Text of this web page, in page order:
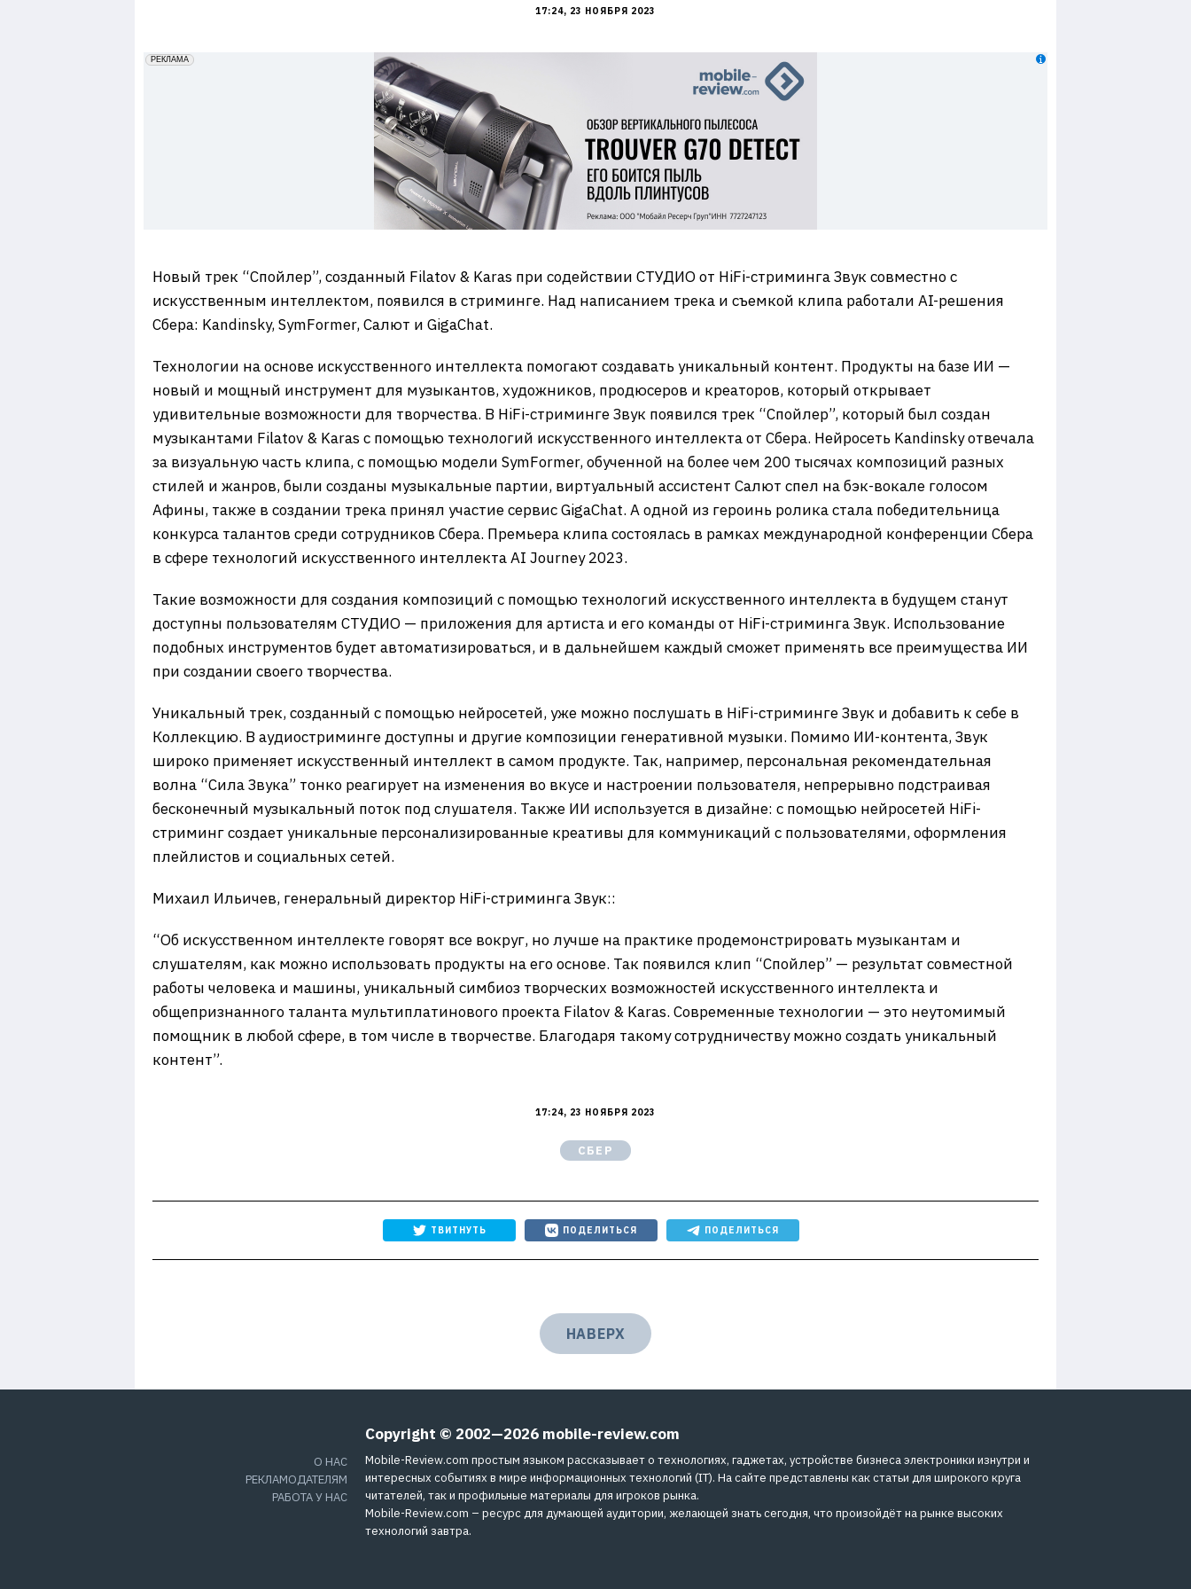
17:24, 23 НОЯБРЯ 2023
erid: 2VfnxxmNzs5
РЕКЛАМА
Новый трек “Спойлер”, созданный Filatov & Karas при содействии СТУДИО от HiFi-стриминга Звук совместно с
искусственным интеллектом, появился в стриминге. Над написанием трека и съемкой клипа работали AI-решения
Сбера: Kandinsky, SymFormer, Салют и GigaChat.
Технологии на основе искусственного интеллекта помогают создавать уникальный контент. Продукты на базе ИИ —
новый и мощный инструмент для музыкантов, художников, продюсеров и креаторов, который открывает
удивительные возможности для творчества. В HiFi-стриминге Звук появился трек “Спойлер”, который был создан
музыкантами Filatov & Karas с помощью технологий искусственного интеллекта от Сбера. Нейросеть Kandinsky отвечала
за визуальную часть клипа, с помощью модели SymFormer, обученной на более чем 200 тысячах композиций разных
стилей и жанров, были созданы музыкальные партии, виртуальный ассистент Салют спел на бэк-вокале голосом
Афины, также в создании трека принял участие сервис GigaChat. А одной из героинь ролика стала победительница
конкурса талантов среди сотрудников Сбера. Премьера клипа состоялась в рамках международной конференции Сбера
в сфере технологий искусственного интеллекта AI Journey 2023.
Такие возможности для создания композиций с помощью технологий искусственного интеллекта в будущем станут
доступны пользователям СТУДИО — приложения для артиста и его команды от HiFi-стриминга Звук. Использование
подобных инструментов будет автоматизироваться, и в дальнейшем каждый сможет применять все преимущества ИИ
при создании своего творчества.
Уникальный трек, созданный с помощью нейросетей, уже можно послушать в HiFi-стриминге Звук и добавить к себе в
Коллекцию. В аудиостриминге доступны и другие композиции генеративной музыки. Помимо ИИ-контента, Звук
широко применяет искусственный интеллект в самом продукте. Так, например, персональная рекомендательная
волна “Сила Звука” тонко реагирует на изменения во вкусе и настроении пользователя, непрерывно подстраивая
бесконечный музыкальный поток под слушателя. Также ИИ используется в дизайне: с помощью нейросетей HiFi-
стриминг создает уникальные персонализированные креативы для коммуникаций с пользователями, оформления
плейлистов и социальных сетей.
Михаил Ильичев, генеральный директор HiFi-стриминга Звук::
“Об искусственном интеллекте говорят все вокруг, но лучше на практике продемонстрировать музыкантам и
слушателям, как можно использовать продукты на его основе. Так появился клип “Cпойлер” — результат совместной
работы человека и машины, уникальный симбиоз творческих возможностей искусственного интеллекта и
общепризнанного таланта мультиплатинового проекта Filatov & Karas. Современные технологии — это неутомимый
помощник в любой сфере, в том числе в творчестве. Благодаря такому сотрудничеству можно создать уникальный
контент”.
17:24, 23 НОЯБРЯ 2023
СБЕР
ТВИТНУТЬ ПОДЕЛИТЬСЯ ПОДЕЛИТЬСЯ
НАВЕРХ
О НАС
РЕКЛАМОДАТЕЛЯМ
РАБОТА У НАС
Copyright © 2002—2026 mobile-review.com
Mobile-Review.com простым языком рассказывает о технологиях, гаджетах, устройстве бизнеса электроники изнутри и
интересных событиях в мире информационных технологий (IT). На сайте представлены как статьи для широкого круга
читателей, так и профильные материалы для игроков рынка.
Mobile-Review.com – ресурс для думающей аудитории, желающей знать сегодня, что произойдёт на рынке высоких
технологий завтра.